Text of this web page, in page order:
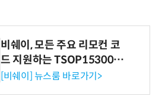
비쉐이, 모든 주요 리모컨 코
드 지원하는 TSOP15300 시
리즈 IR 수신기 출시
[비쉐이] 뉴스룸 바로가기>